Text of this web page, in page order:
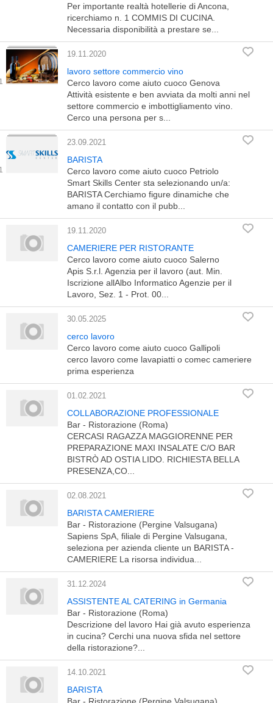
Per importante realtà hotellerie di Ancona,
ricerchiamo n. 1 COMMIS DI CUCINA.
Necessaria disponibilità a prestare se...
19.11.2020
lavoro settore commercio vino
Cerco lavoro come aiuto cuoco Genova
Attività esistente e ben avviata da molti anni nel
settore commercio e imbottigliamento vino.
Cerco una persona per s...
23.09.2021
BARISTA
Cerco lavoro come aiuto cuoco Petriolo
Smart Skills Center sta selezionando un/a:
BARISTA Cerchiamo figure dinamiche che
amano il contatto con il pubb...
19.11.2020
CAMERIERE PER RISTORANTE
Cerco lavoro come aiuto cuoco Salerno
Apis S.r.l. Agenzia per il lavoro (aut. Min.
Iscrizione allAlbo Informatico Agenzie per il
Lavoro, Sez. 1 - Prot. 00...
30.05.2025
cerco lavoro
Cerco lavoro come aiuto cuoco Gallipoli
cerco lavoro come lavapiatti o comec cameriere
prima esperienza
01.02.2021
COLLABORAZIONE PROFESSIONALE
Bar - Ristorazione (Roma)
CERCASI RAGAZZA MAGGIORENNE PER
PREPARAZIONE MAXI INSALATE C/O BAR
BISTRÒ AD OSTIA LIDO. RICHIESTA BELLA
PRESENZA,CO...
02.08.2021
BARISTA CAMERIERE
Bar - Ristorazione (Pergine Valsugana)
Sapiens SpA, filiale di Pergine Valsugana,
seleziona per azienda cliente un BARISTA -
CAMERIERE La risorsa individua...
31.12.2024
ASSISTENTE AL CATERING in Germania
Bar - Ristorazione (Roma)
Descrizione del lavoro Hai già avuto esperienza
in cucina? Cerchi una nuova sfida nel settore
della ristorazione?...
14.10.2021
BARISTA